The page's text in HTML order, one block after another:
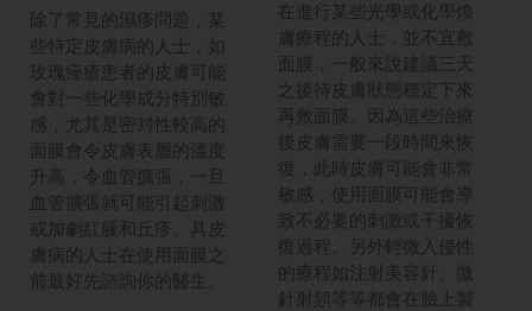
除了常見的濕疹問題，某
些特定皮膚病的人士，如
玫瑰痤瘡患者的皮膚可能
會對一些化學成分特別敏
感，尤其是密封性較高的
面膜會令皮膚表層的溫度
升高，令血管擴張，一旦
血管擴張就可能引起刺激
或加劇紅腫和丘疹。具皮
膚病的人士在使用面膜之
前最好先諮詢你的醫生。
在進行某些光學或化學煥
膚療程的人士，並不宜敷
面膜，一般來說建議三天
之後待皮膚狀態穩定下來
再敷面膜。因為這些治療
後皮膚需要一段時間來恢
復，此時皮膚可能會非常
敏感，使用面膜可能會導
致不必要的刺激或干擾恢
復過程。另外輕微入侵性
的療程如注射美容針、微
針射頻等等都會在臉上製